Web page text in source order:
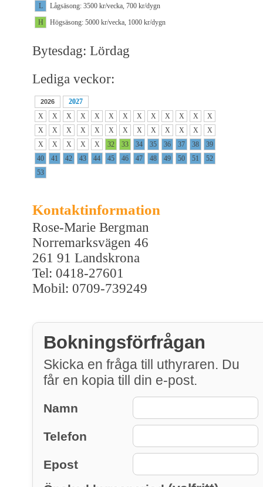
L
Lågsäsong: 3500 kr/vecka, 700 kr/dygn
H
Högsäsong: 5000 kr/vecka, 1000 kr/dygn
Bytesdag: Lördag
Lediga veckor:
2026
2027
X
X X X X X X X X X X X
X
X
X X X X X X X X X X X
X
X
X X X X 32 33 34 35 36 37 38
39
40
41 42 43 44 45 46 47 48 49 50 51
52
53
Kontaktinformation
Rose-Marie Bergman
Norremarksvägen 46
261 91 Landskrona
Tel: 0418-27601
Mobil: 0709-739249
Bokningsförfrågan
Skicka en fråga till uthyraren. Du
får en kopia till din e-post.
Namn
Telefon
Epost